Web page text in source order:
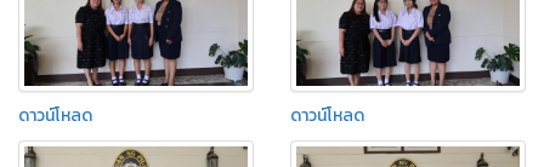
ดาวน์โหลด ดาวน์โหลด